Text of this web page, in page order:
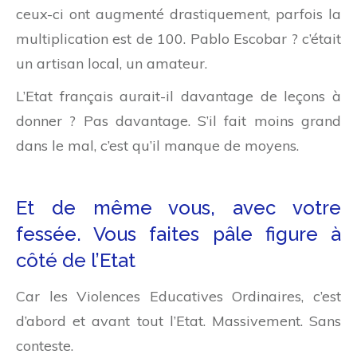
ceux-ci ont augmenté drastiquement, parfois la
multiplication est de 100. Pablo Escobar ? c’était
un artisan local, un amateur.
L’Etat français aurait-il davantage de leçons à
donner ? Pas davantage. S’il fait moins grand
dans le mal, c’est qu’il manque de moyens.
Et de même vous, avec votre
fessée. Vous faites pâle figure à
côté de l’Etat
Car les Violences Educatives Ordinaires, c’est
d’abord et avant tout l’Etat. Massivement. Sans
conteste.